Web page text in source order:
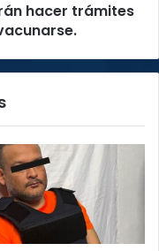
hacer trámites